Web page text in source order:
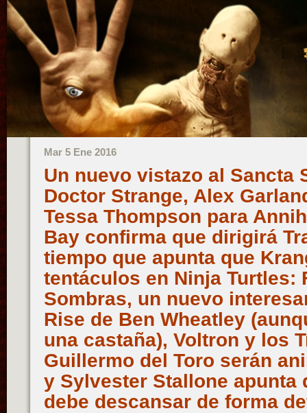
Mar 5 Ene 2016
Un nuevo vistazo al Sancta
Doctor Strange, Alex
Tessa Thompson para
Bay confirma que dirigirá
tiempo que apunta que
tentáculos en Ninja Turtles:
Sombras, un nuevo
Rise de Ben Wheatley
una castaña), Voltron y los
Guillermo del Toro serán
y Sylvester Stallone apunta
debe descansar de forma